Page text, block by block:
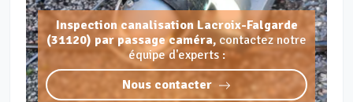
Inspection canalisation Lacroix-Falgarde
(31120) par passage caméra, contactez notre
équipe d'experts :
Nous contacter